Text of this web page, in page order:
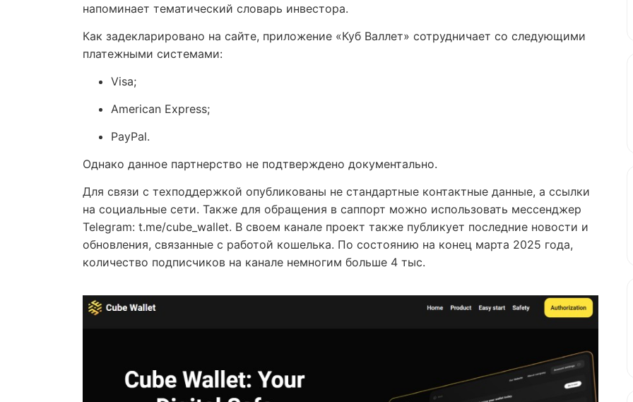
напоминает тематический словарь инвестора.
Как задекларировано на сайте, приложение «Куб Валлет» сотрудничает со следующими
платежными системами:
Visa;
American Express;
PayPal.
Однако данное партнерство не подтверждено документально.
Для связи с техподдержкой опубликованы не стандартные контактные данные, а ссылки
на социальные сети. Также для обращения в саппорт можно использовать мессенджер
Telegram: t.me/cube_wallet. В своем канале проект также публикует последние новости и
обновления, связанные с работой кошелька. По состоянию на конец марта 2025 года,
количество подписчиков на канале немногим больше 4 тыс.